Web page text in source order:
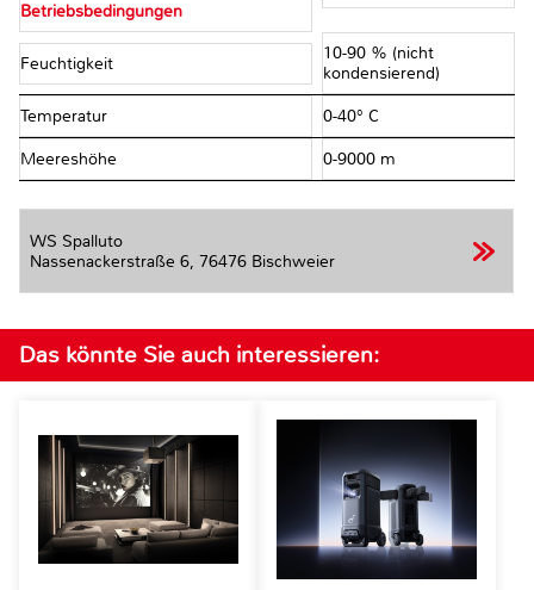
Betriebsbedingungen
Feuchtigkeit
10-90 % (nicht
kondensierend)
Temperatur 0-40° C
Meereshöhe 0-9000 m
WS Spalluto
Nassenackerstraße 6, 76476 Bischweier
Das könnte Sie auch interessieren: